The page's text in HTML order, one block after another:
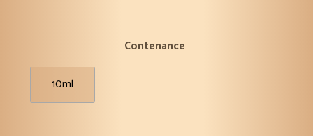
Contenance
10ml